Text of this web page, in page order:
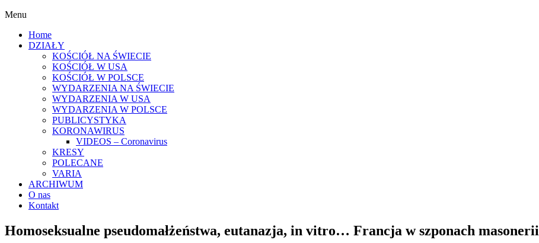
Menu
Home
DZIAŁY
KOŚCIÓŁ NA ŚWIECIE
KOŚCIÓŁ W USA
KOŚCIÓŁ W POLSCE
WYDARZENIA NA ŚWIECIE
WYDARZENIA W USA
WYDARZENIA W POLSCE
PUBLICYSTYKA
KORONAWIRUS
VIDEOS – Coronavirus
KRESY
POLECANE
VARIA
ARCHIWUM
O nas
Kontakt
Homoseksualne pseudomałżeństwa, eutanazja, in vitro… Francja w szponach masonerii